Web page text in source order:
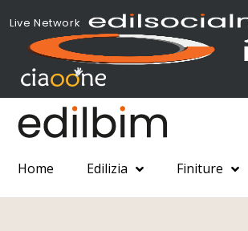
Live Network
Home Edilizia Finiture